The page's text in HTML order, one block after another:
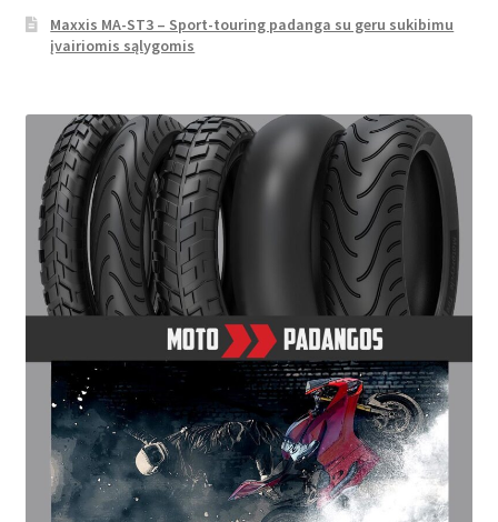
Maxxis MA-ST3 – Sport-touring padanga su geru sukibimu
įvairiomis sąlygomis